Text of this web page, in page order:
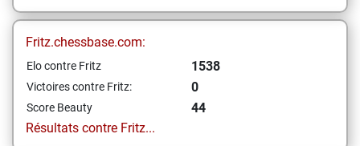
Fritz.chessbase.com:
Elo contre Fritz 1538
Victoires contre Fritz: 0
Score Beauty
44
Résultats contre Fritz...